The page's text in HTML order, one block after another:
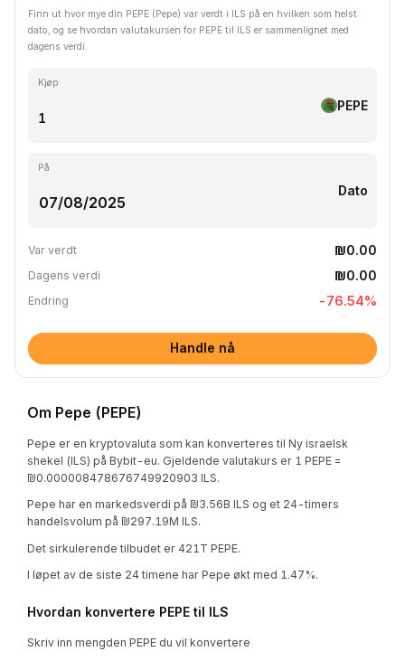
Finn ut hvor mye din PEPE (Pepe) var verdt i ILS på en hvilken som helst
dato, og se hvordan valutakursen for PEPE til ILS er sammenlignet med
dagens verdi.
Kjøp
PEPE
På
Dato
Var verdt ₪0.00
Dagens verdi ₪0.00
Endring -76.54%
Handle nå
Om Pepe (PEPE)
Pepe er en kryptovaluta som kan konverteres til Ny israelsk
shekel (ILS) på Bybit-eu. Gjeldende valutakurs er 1 PEPE =
₪0.000008478676749920903 ILS.
Pepe har en markedsverdi på ₪3.56B ILS og et 24-timers
handelsvolum på ₪297.19M ILS.
Det sirkulerende tilbudet er 421T PEPE.
I løpet av de siste 24 timene har Pepe økt med 1.47%.
Hvordan konvertere PEPE til ILS
Skriv inn mengden PEPE du vil konvertere